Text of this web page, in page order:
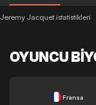
Jeremy Jacquet istatistikleri
OYUNCU
Fransa